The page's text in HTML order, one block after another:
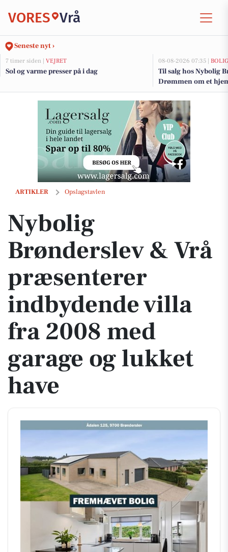
VORES Vrå
Seneste nyt ›
7 timer siden | VEJRET
Sol og varme presser på i dag
08-08-2026 07:35 |
Til salg hos Nybolig
Drømmen om et
ARTIKLER Opslagstavlen
Nybolig Brønderslev & Vrå præsenterer indbydende villa fra 2008
Nybolig
Brønderslev & Vrå
præsenterer
indbydende villa
fra 2008 med
garage og lukket
have